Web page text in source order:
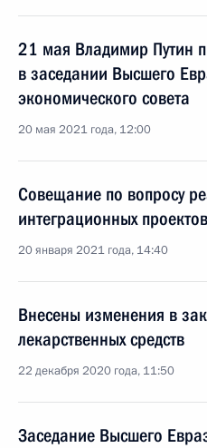
21 мая Владимир Путин
в заседании Высшего
экономического совета
20 мая 2021 года, 12:00
Совещание по вопросу
интеграционных
20 января 2021 года, 14:40
Внесены изменения в
лекарственных средств
22 декабря 2020 года, 11:50
Заседание Высшего